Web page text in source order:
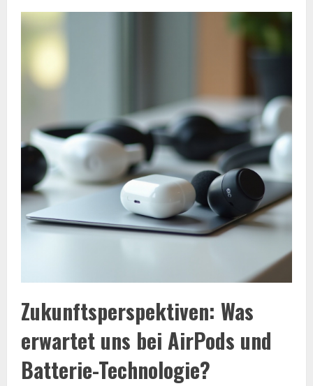
Zukunftsperspektiven: Was
erwartet uns bei AirPods und
Batterie-Technologie?